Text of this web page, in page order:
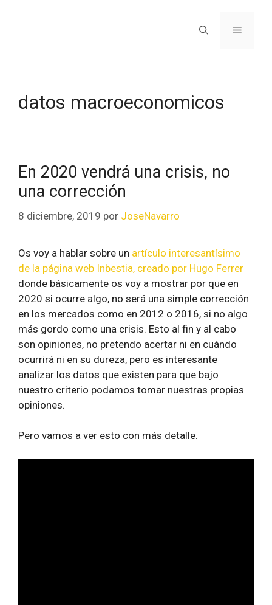
datos macroeconomicos
En 2020 vendrá una crisis, no
una corrección
8 diciembre, 2019 por JoseNavarro
Os voy a hablar sobre un artículo interesantísimo
de la página web Inbestia, creado por Hugo Ferrer
donde básicamente os voy a mostrar por que en
2020 si ocurre algo, no será una simple corrección
en los mercados como en 2012 o 2016, si no algo
más gordo como una crisis. Esto al fin y al cabo
son opiniones, no pretendo acertar ni en cuándo
ocurrirá ni en su dureza, pero es interesante
analizar los datos que existen para que bajo
nuestro criterio podamos tomar nuestras propias
opiniones.
Pero vamos a ver esto con más detalle.